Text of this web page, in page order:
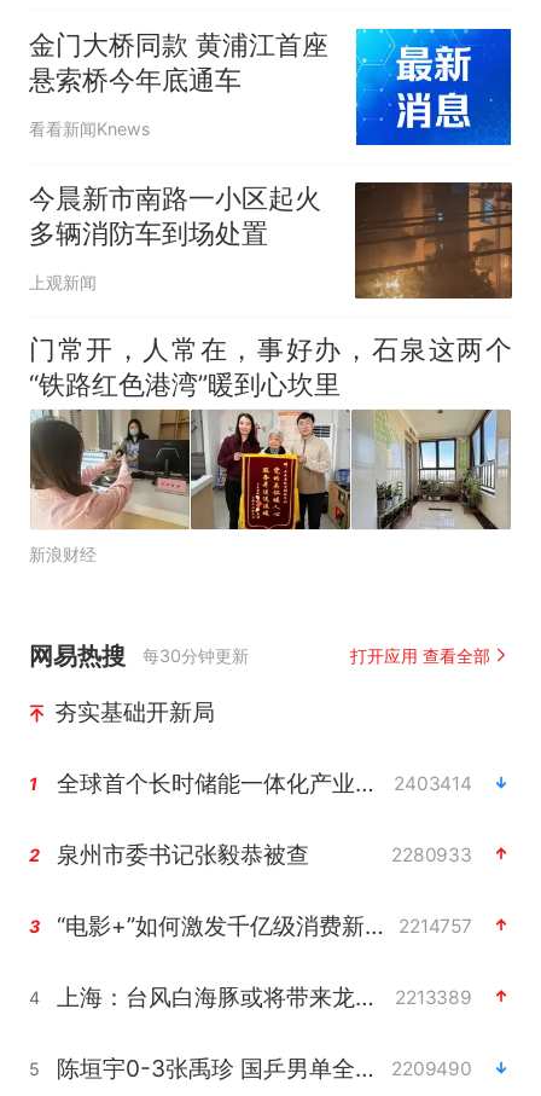
金门大桥同款 黄浦江首座
悬索桥今年底通车
看看新闻Knews
今晨新市南路一小区起火
多辆消防车到场处置
上观新闻
门常开，人常在，事好办，石泉这两个
“铁路红色港湾”暖到心坎里
新浪财经
网易热搜 每30分钟更新 打开应用 查看全部
夯实基础开新局
1 全球首个长时储能一体化产业园量产 2403414
2 泉州市委书记张毅恭被查 2280933
3 “电影+”如何激发千亿级消费新活力？ 2214757
4 上海：台风白海豚或将带来龙卷风 2213389
5 陈垣宇0-3张禹珍 国乒男单全军覆没 2209490